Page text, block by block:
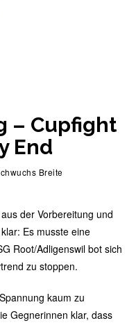
– Cupfight
End
Breite
der Vorbereitung und
Es musste eine
Root/Adligenswil bot sich
zu stoppen.
kaum zu
Gegnerinnen klar, dass